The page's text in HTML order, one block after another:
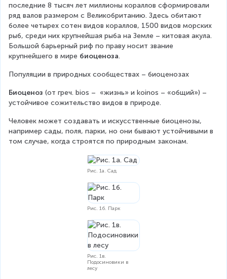
последние 8 тысяч лет миллионы кораллов сформировали
ряд валов размером с Великобританию. Здесь обитают
более четырех сотен видов кораллов, 1500 видов морских
рыб, среди них крупнейшая рыба на Земле – китовая акула.
Большой барьерный риф по праву носит звание
крупнейшего в мире биоценоза.
Популяции в природных сообществах – биоценозах
Биоценоз (от греч. bios –  «жизнь» и koinos – «общий») –
устойчивое сожительство видов в природе.
Человек может создавать и искусственные биоценозы,
например сады, поля, парки, но они бывают устойчивыми в
том случае, когда строятся по природным законам.
Рис. 1а. Сад
Рис. 1б. Парк
Рис. 1в.
Подосиновики в
лесу